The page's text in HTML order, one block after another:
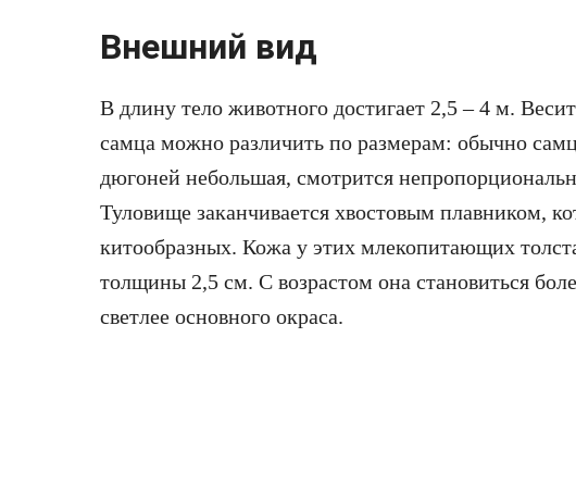
Внешний вид
В длину тело животного достигает 2,5 – 4 м.
самца можно различить по размерам: обычно
дюгоней небольшая, смотрится
Туловище заканчивается хвостовым плавником,
китообразных. Кожа у этих млекопитающих
толщины 2,5 см. С возрастом она становиться
светлее основного окраса.